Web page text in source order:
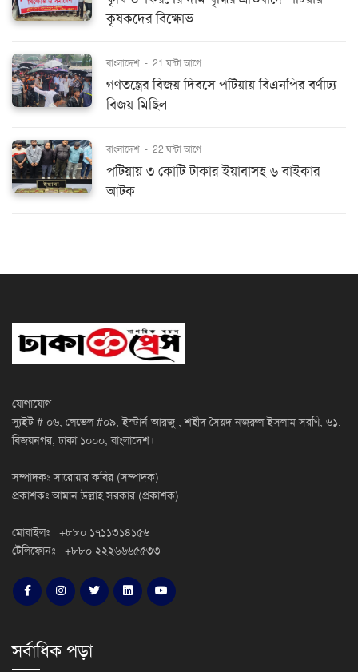
কৃষকদের বিক্ষোভ
বাংলাদেশ - 21 ঘন্টা আগে
গণতন্ত্রের বিজয় দিবসে পটিয়ায় বিএনপির বর্ণাঢ্য
বিজয় মিছিল
বাংলাদেশ - 22 ঘন্টা আগে
পটিয়ায় ৩ কোটি টাকার ইয়াবাসহ ৬ বাইকার
আটক
যোগাযোগ
স্যুইট # ০৬, লেভেল #০৯, ইস্টার্ন আরজু , শহীদ সৈয়দ নজরুল ইসলাম সরণি, ৬১,
বিজয়নগর, ঢাকা ১০০০, বাংলাদেশ।
সম্পাদকঃ সারোয়ার কবির (সম্পাদক)
প্রকাশকঃ আমান উল্লাহ সরকার (প্রকাশক)
মোবাইলঃ +৮৮০ ১৭১১৩১৪১৫৬
টেলিফোনঃ +৮৮০ ২২২৬৬৬৫৫৩৩
সর্বাধিক পড়া